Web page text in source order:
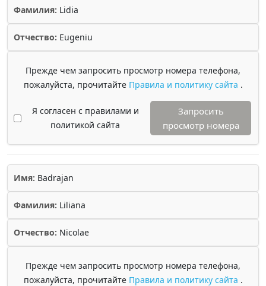
Фамилия: Lidia
Отчество: Eugeniu
Прежде чем запросить просмотр номера телефона,
пожалуйста, прочитайте Правила и политику сайта .
Я согласен с правилами и
политикой сайта
Запросить
просмотр номера
Имя: Badrajan
Фамилия: Liliana
Отчество: Nicolae
Прежде чем запросить просмотр номера телефона,
пожалуйста, прочитайте Правила и политику сайта .